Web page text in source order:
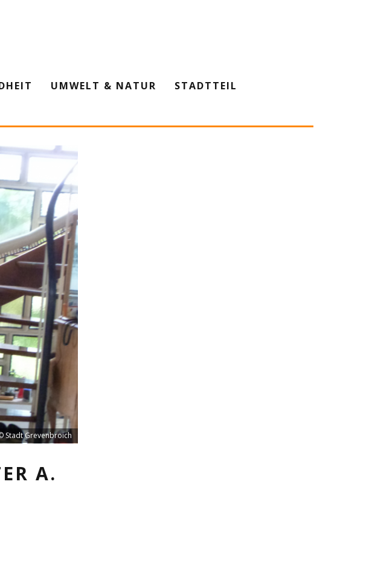
UMWELT & NATUR
STADTTEIL
Stadt Grevenbroich
A.